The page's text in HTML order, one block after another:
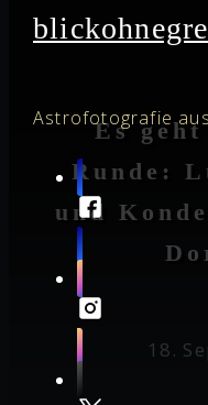
Astrofotografie
Es
Runde:
und
18.